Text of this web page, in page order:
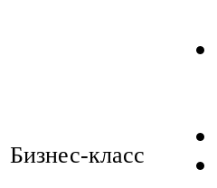
Бизнес-класс